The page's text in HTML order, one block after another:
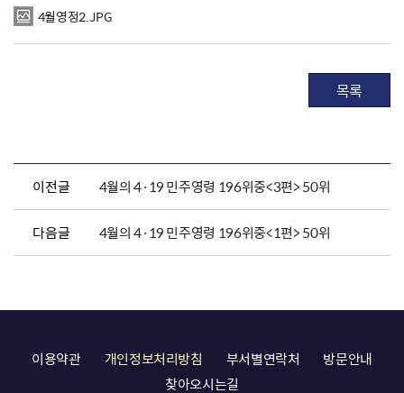
4월영정2.JPG
목록
이전글 4월의 4·19 민주영령 196위중<3편> 50위
다음글 4월의 4·19 민주영령 196위중<1편> 50위
이용약관 개인정보처리방침 부서별연락처
방문안내
찾아오시는길